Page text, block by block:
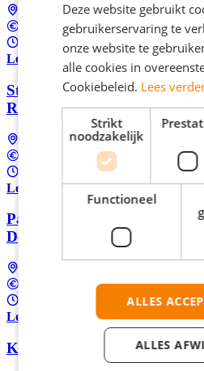
's-Gravenhage
Tussen €18,52 en €19,09 per uur
20 - 40 uur per week
Lees meer
Start als klantenservice
Rotterdam
's-Gravenhage
Tussen €18,52 en €19,09 per uur
20 - 40 uur per week
Lees meer
Parttime klantenservice
Den Haag
Tussen €18,52 en €19,09 per uur
24 - 40 uur per week
Lees meer
Klantadviseur bij APG in
Deze website gebruikt
gebruikerservaring te
onze website te
alle cookies in
Cookiebeleid. Lees
Strikt
noodzakelijk
Functioneel
ALLES
ALLES